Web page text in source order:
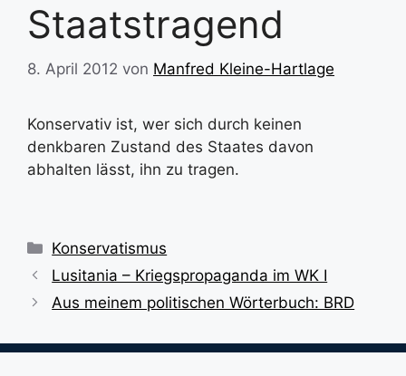
Staatstragend
8. April 2012 von Manfred Kleine-Hartlage
Konservativ ist, wer sich durch keinen
denkbaren Zustand des Staates davon
abhalten lässt, ihn zu tragen.
Kategorien
Konservatismus
Lusitania – Kriegspropaganda im WK I
Aus meinem politischen Wörterbuch: BRD